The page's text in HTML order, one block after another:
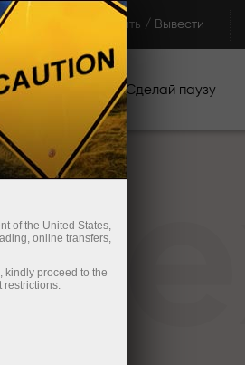
Пополнить / Вывести
Промоакции Сделай паузу
of the United States,
online transfers,
kindly proceed to the
restrictions.